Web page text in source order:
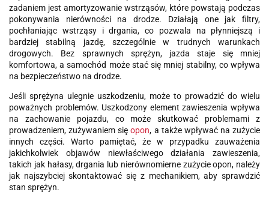
zadaniem jest amortyzowanie wstrząsów, które powstają podczas
pokonywania nierówności na drodze. Działają one jak filtry,
pochłaniając wstrząsy i drgania, co pozwala na płynniejszą i
bardziej stabilną jazdę, szczególnie w trudnych warunkach
drogowych. Bez sprawnych sprężyn, jazda staje się mniej
komfortowa, a samochód może stać się mniej stabilny, co wpływa
na bezpieczeństwo na drodze.
Jeśli sprężyna ulegnie uszkodzeniu, może to prowadzić do wielu
poważnych problemów. Uszkodzony element zawieszenia wpływa
na zachowanie pojazdu, co może skutkować problemami z
prowadzeniem, zużywaniem sięopon, a także wpływać na zużycie
innych części. Warto pamiętać, że w przypadku zauważenia
jakichkolwiek objawów niewłaściwego działania zawieszenia,
takich jak hałasy, drgania lub nierównomierne zużycie opon, należy
jak najszybciej skontaktować się z mechanikiem, aby sprawdzić
stan sprężyn.